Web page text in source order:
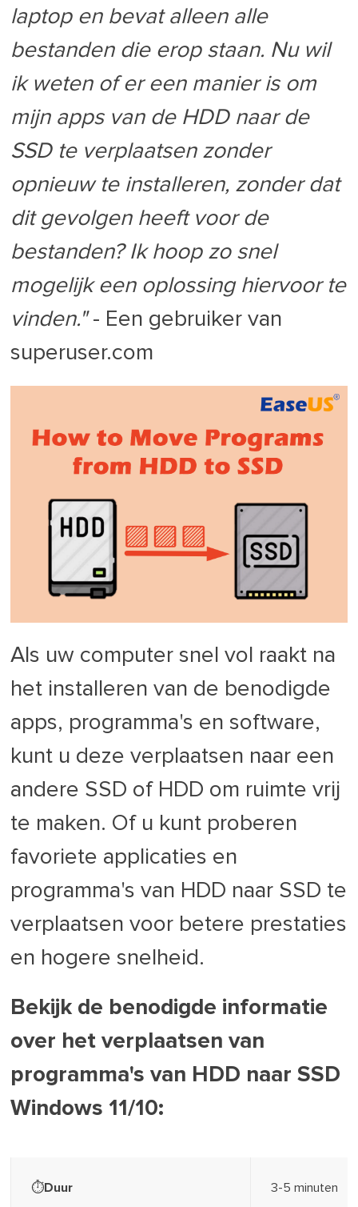
laptop en bevat alleen alle
bestanden die erop staan. Nu wil
ik weten of er een manier is om
mijn apps van de HDD naar de
SSD te verplaatsen zonder
opnieuw te installeren, zonder dat
dit gevolgen heeft voor de
bestanden? Ik hoop zo snel
mogelijk een oplossing hiervoor te
vinden."- Een gebruiker van
superuser.com
Als uw computer snel vol raakt na
het installeren van de benodigde
apps, programma's en software,
kunt u deze verplaatsen naar een
andere SSD of HDD om ruimte vrij
te maken. Of u kunt proberen
favoriete applicaties en
programma's van HDD naar SSD te
verplaatsen voor betere prestaties
en hogere snelheid.
Bekijk de benodigde informatie
over het verplaatsen van
programma's van HDD naar SSD
Windows 11/10:
⏱️Duur 3-5 minuten